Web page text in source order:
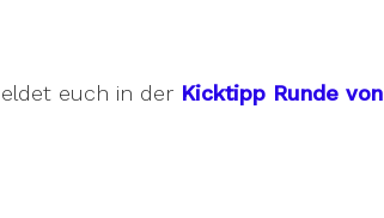
euch in der Kicktipp Runde von